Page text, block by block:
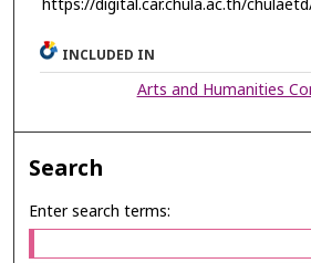
https://digital.car.chula.ac.th/
INCLUDED IN
Arts and Humanities
Search
Enter search terms: